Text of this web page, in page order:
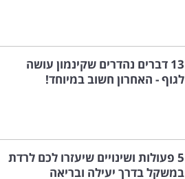
13 דברים נהדרים שקינמון עושה
לגוף - האחרון חשוב במיוחד!
5 פעולות ושינויים שיעזרו לכם לרדת
במשקל בדרך יעילה ובריאה